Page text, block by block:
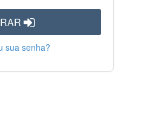
sua senha?